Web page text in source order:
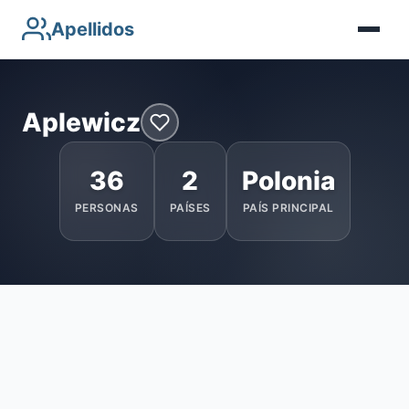
Apellidos
Aplewicz
36
PERSONAS
2
PAÍSES
Polonia
PAÍS PRINCIPAL